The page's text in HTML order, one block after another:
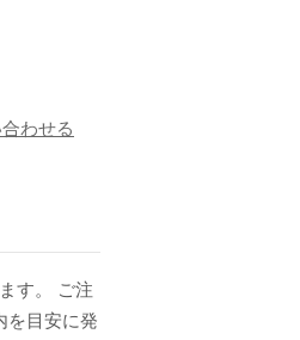
わせる
す。 ご注
を目安に発